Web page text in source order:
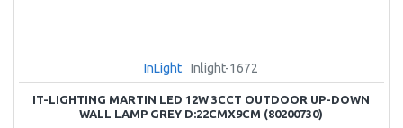
InLight Inlight-1672
IT-LIGHTING MARTIN LED 12W 3CCT OUTDOOR UP-DOWN
WALL LAMP GREY D:22CMX9CM (80200730)